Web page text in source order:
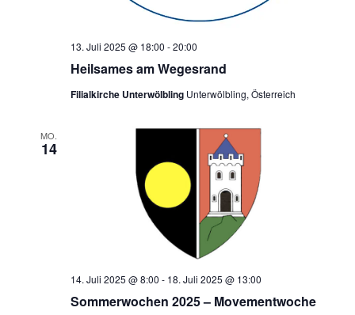
Heilsames am Wegesrand
13. Juli 2025 @ 18:00 -20:00
Filialkirche Unterwölbling Unterwölbling, Österreich
MO.
14
Sommerwochen 2025 – Movementwoche
14. Juli 2025 @ 8:00 - 18. Juli 2025 @ 13:00